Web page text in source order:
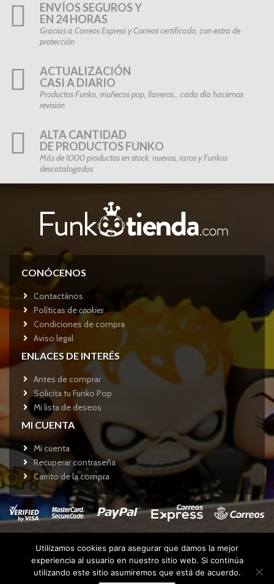
ENVÍOS SEGUROS Y
EN 24 HORAS
Gracias a Correos Express y Correos certificado, con extra de
protección
ACTUALIZACIÓN
CASI A DIARIO
Productos Funko, muñecos pop, llaveros… cada día hacemos
revisión
ALTA CANTIDAD
DE PRODUCTOS FUNKO
Más de 1000 productos en stock: nuevos, raros y Funkos
descatalogados
CONÓCENOS
Contactános
Políticas decookies
Condiciones de compra
Aviso legal
ENLACES DE INTERÉS
Antes de comprar
Solicita tu Funko Pop
Mi lista de deseos
MI CUENTA
Mi cuenta
Recuperar contraseña
Carrito de la compra
Copyright © 2017Funkotienda.com - Todos los derechos
reservados.
Utilizamos cookies para asegurar que damos la mejor
experiencia al usuario en nuestro sitio web. Si continúa
utilizando este sitio asumiremos que está de acuerdo.